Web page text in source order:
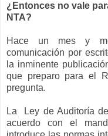
¿Entonces no vale
NTA?
Hace un mes y
comunicación por
la inminente
que preparo para el
pregunta.
La Ley de Auditoría
acuerdo con el